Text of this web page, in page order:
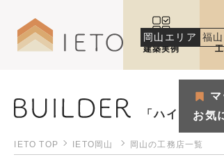
岡山エリア 福
建築実例
お気
「ハイドア」
IETO TOP IETO岡山 岡山の工務店一覧